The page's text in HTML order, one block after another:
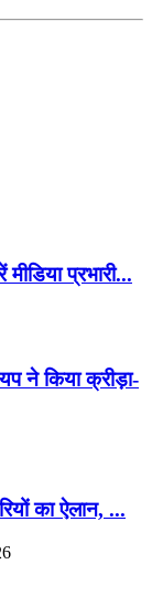
प्रभारी...
ने किया क्रीड़ा-
का ऐलान, ...